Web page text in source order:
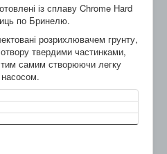
із сплаву Chrome Hard
по Бринелю.
розрихлювачем грунту,
твердими частинками,
самим створюючи легку